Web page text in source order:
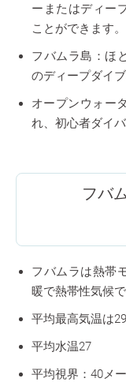
ーまたはディー
ことができます。
フバムラ島：ほ
のディープダイ
オープンウォー
れ、初心者ダイ
フバ
フバムラは熱帯
暖で熱帯性気候で
平均最高気温は
平均水温27
平均視界：40メ